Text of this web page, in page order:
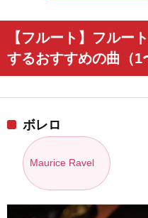
【フルート】フルー
するおすすめの曲（1
ボレロ
Maurice Ravel